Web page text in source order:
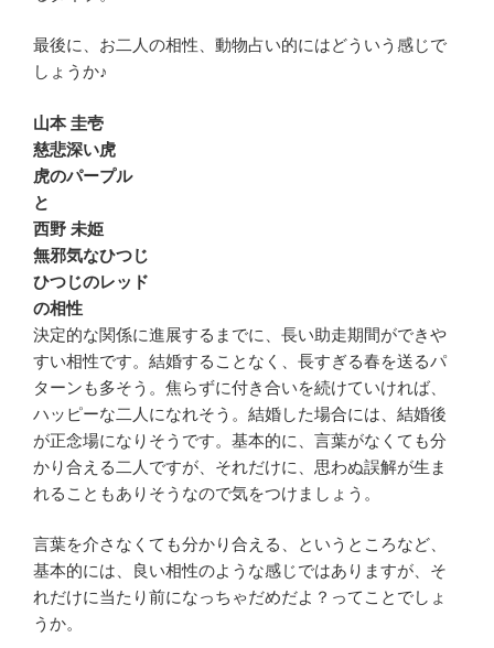
最後に、お二人の相性、動物占い的にはどういう感じで
しょうか♪
山本 圭壱
慈悲深い虎
虎のパープル
と
西野 未姫
無邪気なひつじ
ひつじのレッド
の相性
決定的な関係に進展するまでに、長い助走期間ができや
すい相性です。結婚することなく、長すぎる春を送るパ
ターンも多そう。焦らずに付き合いを続けていければ、
ハッピーな二人になれそう。結婚した場合には、結婚後
が正念場になりそうです。基本的に、言葉がなくても分
かり合える二人ですが、それだけに、思わぬ誤解が生ま
れることもありそうなので気をつけましょう。
言葉を介さなくても分かり合える、というところなど、
基本的には、良い相性のような感じではありますが、そ
れだけに当たり前になっちゃだめだよ？ってことでしょ
うか。